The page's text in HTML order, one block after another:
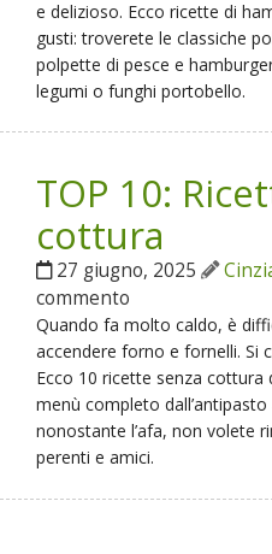
e delizioso. Ecco ricette di
gusti: troverete le classiche
polpette di pesce e
legumi o funghi portobello.
TOP 10:
cottura
27 giugno, 2025
commento
Quando fa molto caldo, è
accendere forno e fornelli. Si
Ecco 10 ricette senza cottura
menù completo
nonostante l’afa, non volete
perenti e amici.